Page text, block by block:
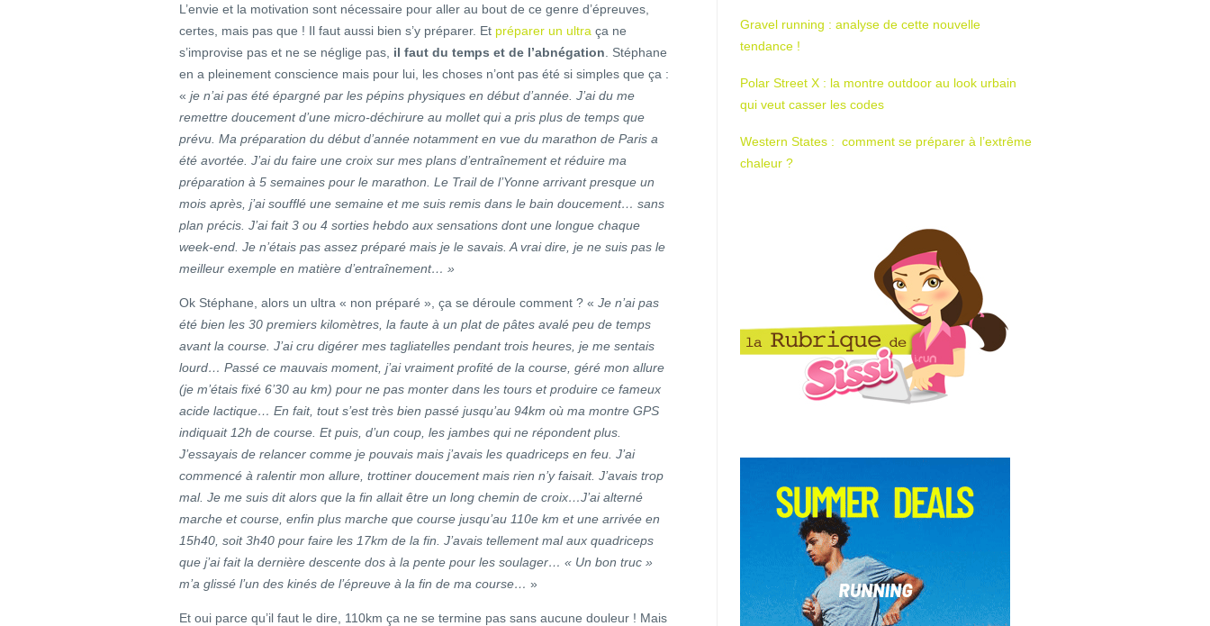
L’envie et la motivation sont nécessaire pour aller au bout de ce genre d’épreuves,
certes, mais pas que ! Il faut aussi bien s’y préparer. Et préparer un ultra ça ne
s’improvise pas et ne se néglige pas, il faut du temps et de l’abnégation . Stéphane
en a pleinement conscience mais pour lui, les choses n’ont pas été si simples que ça :
« je n’ai pas été épargné par les pépins physiques en début d’année. J’ai du me
remettre doucement d’une micro-déchirure au mollet qui a pris plus de temps que
prévu. Ma préparation du début d’année notamment en vue du marathon de Paris a
été avortée. J’ai du faire une croix sur mes plans d’entraînement et réduire ma
préparation à 5 semaines pour le marathon. Le Trail de l’Yonne arrivant presque un
mois après, j’ai soufflé une semaine et me suis remis dans le bain doucement… sans
plan précis. J’ai fait 3 ou 4 sorties hebdo aux sensations dont une longue chaque
week-end. Je n’étais pas assez préparé mais je le savais. A vrai dire, je ne suis pas le
meilleur exemple en matière d’entraînement… »
Ok Stéphane, alors un ultra « non préparé », ça se déroule comment ? « Je n’ai pas
été bien les 30 premiers kilomètres, la faute à un plat de pâtes avalé peu de temps
avant la course. J’ai cru digérer mes tagliatelles pendant trois heures, je me sentais
lourd… Passé ce mauvais moment, j’ai vraiment profité de la course, géré mon allure
(je m’étais fixé 6’30 au km) pour ne pas monter dans les tours et produire ce fameux
acide lactique… En fait, tout s’est très bien passé jusqu’au 94km où ma montre GPS
indiquait 12h de course. Et puis, d’un coup, les jambes qui ne répondent plus.
J’essayais de relancer comme je pouvais mais j’avais les quadriceps en feu. J’ai
commencé à ralentir mon allure, trottiner doucement mais rien n’y faisait. J’avais trop
mal. Je me suis dit alors que la fin allait être un long chemin de croix…J’ai alterné
marche et course, enfin plus marche que course jusqu’au 110e km et une arrivée en
15h40, soit 3h40 pour faire les 17km de la fin. J’avais tellement mal aux quadriceps
que j’ai fait la dernière descente dos à la pente pour les soulager… « Un bon truc »
m’a glissé l’un des kinés de l’épreuve à la fin de ma course… »
Et oui parce qu’il faut le dire, 110km ça ne se termine pas sans aucune douleur ! Mais
Gravel running : analyse de cette nouvelle
tendance !
Polar Street X : la montre outdoor au look urbain
qui veut casser les codes
Western States : comment se préparer à l’extrême
chaleur ?